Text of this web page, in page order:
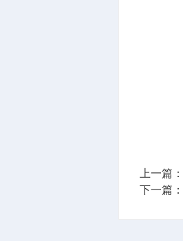
上一篇：
下一篇：